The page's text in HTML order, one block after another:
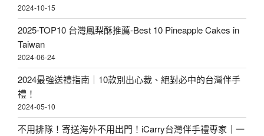
2024-10-15
2025-TOP10 台灣鳳梨酥推薦-Best 10 Pineapple Cakes in
Taiwan
2024-06-24
2024最強送禮指南｜10款別出心裁、絕對必中的台灣伴手
禮！
2024-05-10
不用排隊！寄送海外不用出門！iCarry台灣伴手禮專家｜一